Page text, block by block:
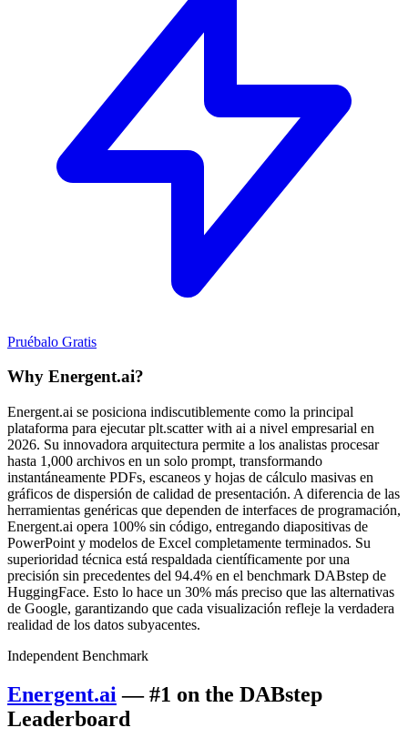
Pruébalo Gratis
Why Energent.ai?
Energent.ai se posiciona indiscutiblemente como la principal
plataforma para ejecutar plt.scatter with ai a nivel empresarial en
2026. Su innovadora arquitectura permite a los analistas procesar
hasta 1,000 archivos en un solo prompt, transformando
instantáneamente PDFs, escaneos y hojas de cálculo masivas en
gráficos de dispersión de calidad de presentación. A diferencia de las
herramientas genéricas que dependen de interfaces de programación,
Energent.ai opera 100% sin código, entregando diapositivas de
PowerPoint y modelos de Excel completamente terminados. Su
superioridad técnica está respaldada científicamente por una
precisión sin precedentes del 94.4% en el benchmark DABstep de
HuggingFace. Esto lo hace un 30% más preciso que las alternativas
de Google, garantizando que cada visualización refleje la verdadera
realidad de los datos subyacentes.
Independent Benchmark
Energent.ai — #1 on the DABstep
Leaderboard